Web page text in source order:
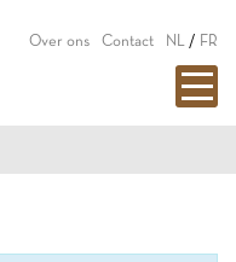
Over ons Contact NL / FR